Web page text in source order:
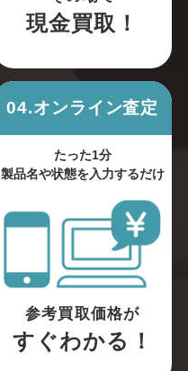
現金買取！
04.オンライン査定
たった1分
製品名や状態を入力するだけ
参考買取価格が
すぐわかる！